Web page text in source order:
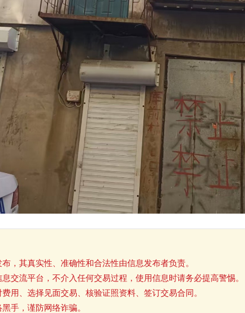
，其真实性、准确性和合法性由信息发布者负责。
交流平台，不介入任何交易过程，使用信息时请务必提高警惕。
用、选择见面交易、核验证照资料、签订交易合同。
手，谨防网络诈骗。